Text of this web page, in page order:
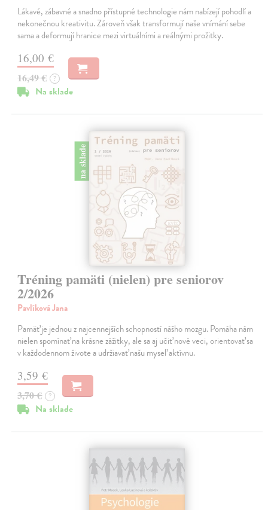
Lákavé, zábavné a snadno přístupné technologie nám nabízejí pohodlí a
nekonečnou kreativitu. Zároveň však transformují naše vnímání sebe
sama a deformují hranice mezi virtuálními a reálnými prožitky.
16,00 €
16,49 € ?
Na sklade
na sklade
Tréning pamäti (nielen) pre seniorov
2/2026
Pavlíková Jana
Pamäť je jednou z najcennejších schopností nášho mozgu. Pomáha nám
nielen spomínať na krásne zážitky, ale sa aj učiť nové veci, orientovať sa
v každodennom živote a udržiavať našu myseľ aktívnu.
3,59 €
3,70 € ?
Na sklade